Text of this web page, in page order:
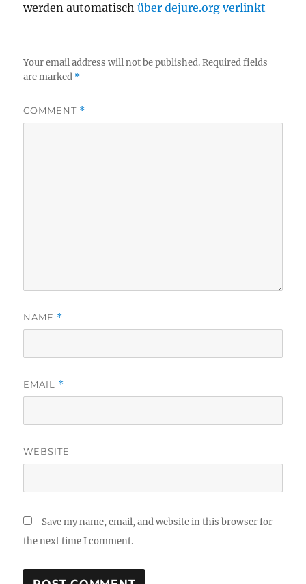
werden automatischüber dejure.org verlinkt
Your email address will not be published. Required fields
are marked *
COMMENT *
NAME *
EMAIL *
WEBSITE
Save my name, email, and website in this browser for
the next time I comment.